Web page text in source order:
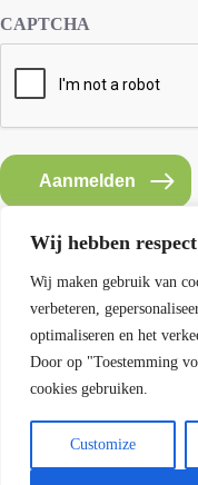
Wij hebben
Wij maken gebruik van
verbeteren,
optimaliseren en het
Door op "Toestemming
cookies gebruiken.
Customize
CAPTCHA
Aanmelden
Contact SEMH
E: info@semh.info
T: 085-8769770
Contact